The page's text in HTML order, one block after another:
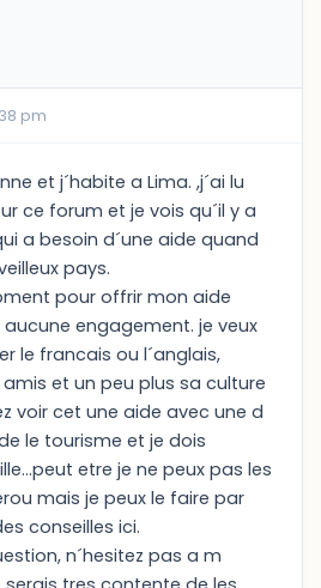
pm
et j´habite a Lima. ,j´ai lu
ce forum et je vois qu´il y a
a besoin d´une aide quand
pays.
pour offrir mon aide
engagement. je veux
le francais ou l´anglais,
et un peu plus sa culture
voir cet une aide avec une d
le tourisme et je dois
etre je ne peux pas les
mais je peux le faire par
conseilles ici.
n´hesitez pas a m